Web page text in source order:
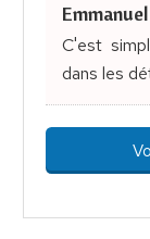
C'est
dans les